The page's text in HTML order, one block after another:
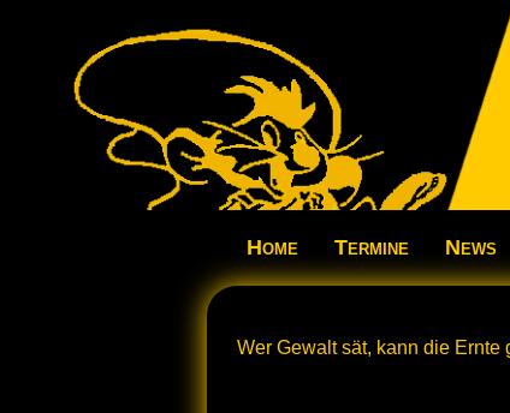
Home Termine News
Wer Gewalt sät, kann die Ernte